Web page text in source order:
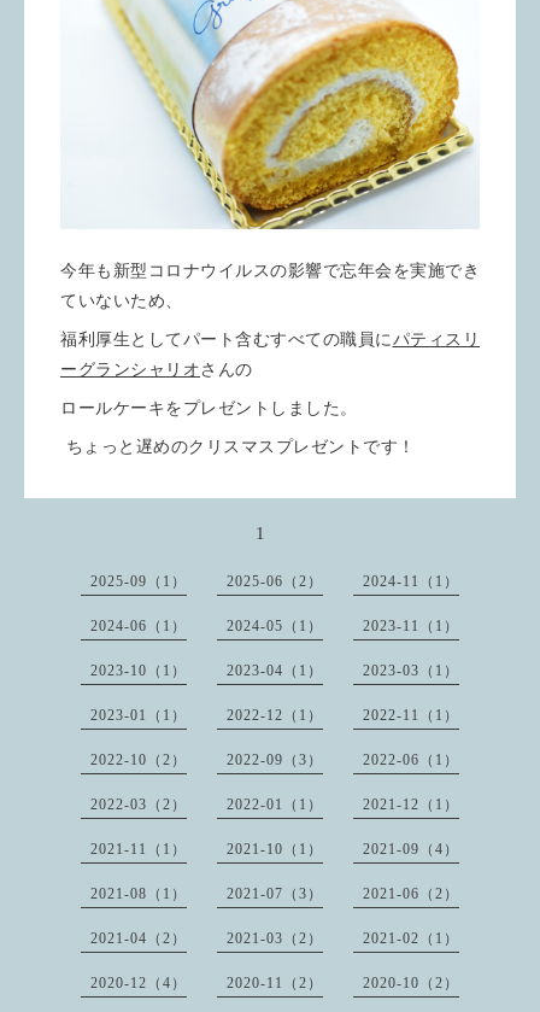
今年も新型コロナウイルスの影響で忘年会を実施でき
ていないため、
福利厚生としてパート含むすべての職員にパティスリ
ーグランシャリオ さんの
ロールケーキをプレゼントしました。
ちょっと遅めのクリスマスプレゼントです！
1
2025-09（1） 2025-06（2） 2024-11（1）
2024-06（1） 2024-05（1） 2023-11（1）
2023-10（1） 2023-04（1） 2023-03（1）
2023-01（1） 2022-12（1） 2022-11（1）
2022-10（2） 2022-09（3） 2022-06（1）
2022-03（2） 2022-01（1） 2021-12（1）
2021-11（1） 2021-10（1） 2021-09（4）
2021-08（1） 2021-07（3） 2021-06（2）
2021-04（2） 2021-03（2） 2021-02（1）
2020-12（4） 2020-11（2） 2020-10（2）